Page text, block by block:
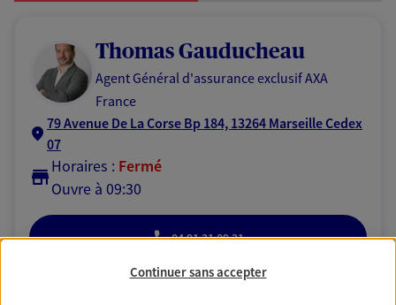
Thomas Gauducheau
Agent Général d'assurance exclusif AXA
France
79 Avenue De La Corse Bp 184, 13264 Marseille Cedex
07
Horaires : Fermé
Ouvre à 09:30
04 91 31 89 31
NOUS CONTACTER
Continuer sans accepter